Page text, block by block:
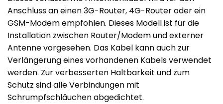
Anschluss an einen 3G-Router, 4G-Router oder ein
GSM-Modem empfohlen. Dieses Modell ist für die
Installation zwischen Router/Modem und externer
Antenne vorgesehen. Das Kabel kann auch zur
Verlängerung eines vorhandenen Kabels verwendet
werden. Zur verbesserten Haltbarkeit und zum
Schutz sind alle Verbindungen mit
Schrumpfschläuchen abgedichtet.